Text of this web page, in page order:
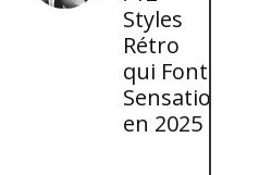
Styles
Rétro
qui Font
Sensation
en 2025